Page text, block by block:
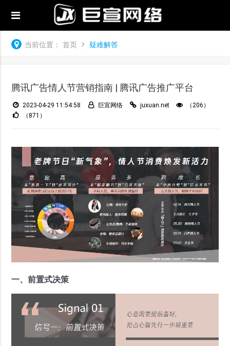
当前位置： 首页 疑难解答
腾讯广告情人节营销指南 | 腾讯广告推广平台
2023-04-29 11:54:58 巨宣网络 juxuan.net
（206）
（871）
一、前置式决策